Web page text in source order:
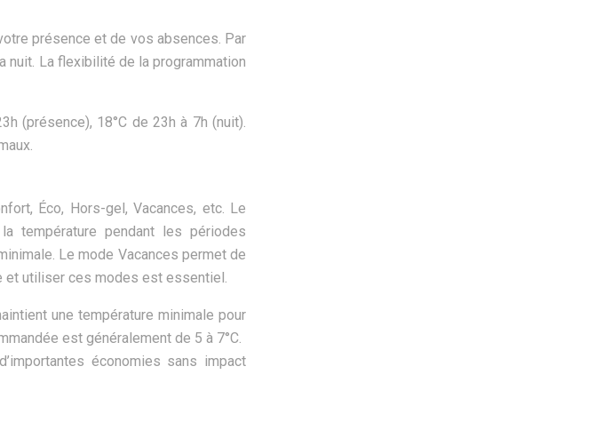
présence et de vos absences. Par
nuit. La flexibilité de la programmation
(présence), 18°C de 23h à 7h (nuit).
Éco, Hors-gel, Vacances, etc. Le
température pendant les périodes
Le mode Vacances permet de
et utiliser ces modes est essentiel.
une température minimale pour
est généralement de 5 à 7°C.
économies sans impact